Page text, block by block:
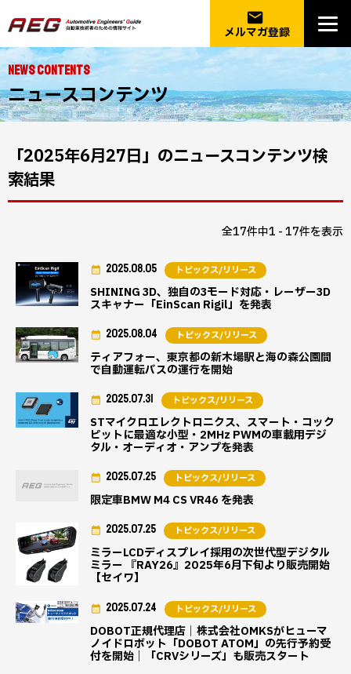
email
メルマガ登録
NEWS CONTENTS
ニュースコンテンツ
「2025年6月27日」のニュースコンテンツ検
索結果
全17件中1 - 17件を表示
SHINING 3D、独自の3モード対応・レーザー3D
スキャナー「EinScan Rigil」を発表
2025.08.05 トピックス/リリース
ティアフォー、東京都の新木場駅と海の森公園間
で自動運転バスの運行を開始
2025.08.04 トピックス/リリース
STマイクロエレクトロニクス、スマート・コック
ピットに最適な小型・2MHz PWMの車載用デジ
タル・オーディオ・アンプを発表
2025.07.31 トピックス/リリース
限定車BMW M4 CS VR46 を発表
2025.07.25 トピックス/リリース
ミラーLCDディスプレイ採用の次世代型デジタル
ミラー 『RAY26』2025年6月下旬より販売開始
【セイワ】
2025.07.25 トピックス/リリース
DOBOT正規代理店｜株式会社OMKSがヒューマ
ノイドロボット「DOBOT ATOM」の先行予約受
付を開始｜「CRVシリーズ」も販売スタート
2025.07.24 トピックス/リリース